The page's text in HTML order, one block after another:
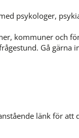
psykologer,
kommuner och
Gå gärna
till annan webbplats.